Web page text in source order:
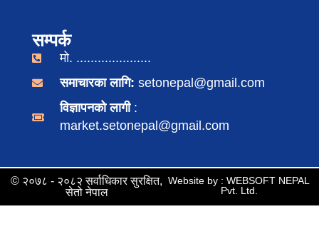
सम्पर्क
मो. .....................
समाचारका लागि: setonepal@gmail.com
विज्ञापनको लागी :
market.setonepal@gmail.com
© २०७८ - २०८२ सर्वाधिकार सुरक्षित,
सेतो नेपाल
Website by : WEBSOFT NEPAL
Pvt. Ltd.